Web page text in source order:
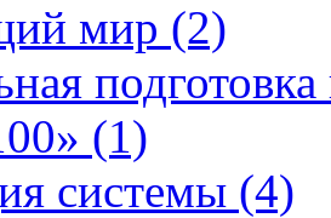
мир (2)
(1)
системы (4)